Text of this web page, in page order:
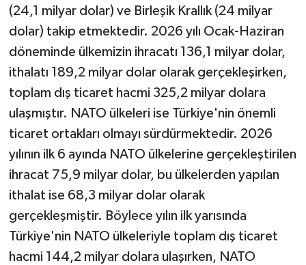
(24,1 milyar dolar) ve Birleşik Krallık (24 milyar
dolar) takip etmektedir. 2026 yılı Ocak-Haziran
döneminde ülkemizin ihracatı 136,1 milyar dolar,
ithalatı 189,2 milyar dolar olarak gerçekleşirken,
toplam dış ticaret hacmi 325,2 milyar dolara
ulaşmıştır. NATO ülkeleri ise Türkiye'nin önemli
ticaret ortakları olmayı sürdürmektedir. 2026
yılının ilk 6 ayında NATO ülkelerine gerçekleştirilen
ihracat 75,9 milyar dolar, bu ülkelerden yapılan
ithalat ise 68,3 milyar dolar olarak
gerçekleşmiştir. Böylece yılın ilk yarısında
Türkiye'nin NATO ülkeleriyle toplam dış ticaret
hacmi 144,2 milyar dolara ulaşırken, NATO